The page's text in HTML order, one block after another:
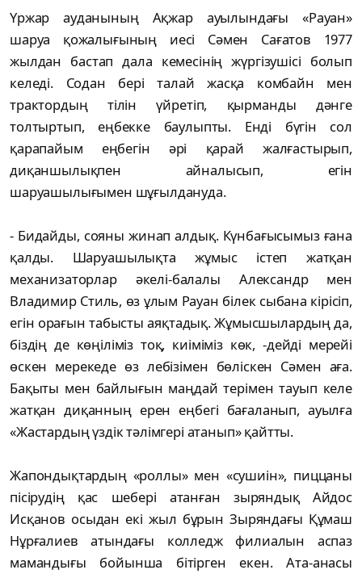
Үржар ауданының Ақжар ауылындағы «Рауан»
шаруа қожалығының иесі Сәмен Сағатов 1977
жылдан бастап дала кемесінің жүргізушісі болып
келеді. Содан бері талай жасқа комбайн мен
трактордың тілін үйретіп, қырманды дәнге
толтыртып, еңбекке баулыпты. Енді бүгін сол
қарапайым еңбегін әрі қарай жалғастырып,
диқаншылықпен айналысып, егін
шаруашылығымен шұғылдануда.
- Бидайды, сояны жинап алдық. Күнбағысымыз ғана
қалды. Шаруашылықта жұмыс істеп жатқан
механизаторлар әкелі-балалы Александр мен
Владимир Стиль, өз ұлым Рауан білек сыбана кірісіп,
егін орағын табысты аяқтадық. Жұмысшылардың да,
біздің де көңіліміз тоқ, киіміміз көк, -дейді мерейі
өскен мерекеде өз лебізімен бөліскен Сәмен аға.
Бақыты мен байлығын маңдай терімен тауып келе
жатқан диқанның ерен еңбегі бағаланып, ауылға
«Жастардың үздік тәлімгері атанып» қайтты.
Жапондықтардың «роллы» мен «сушиін», пиццаны
пісірудің қас шебері атанған зыряндық Айдос
Исқанов осыдан екі жыл бұрын Зыряндағы Құмаш
Нұрғалиев атындағы колледж филиалын аспаз
мамандығы бойынша бітірген екен. Ата-анасы